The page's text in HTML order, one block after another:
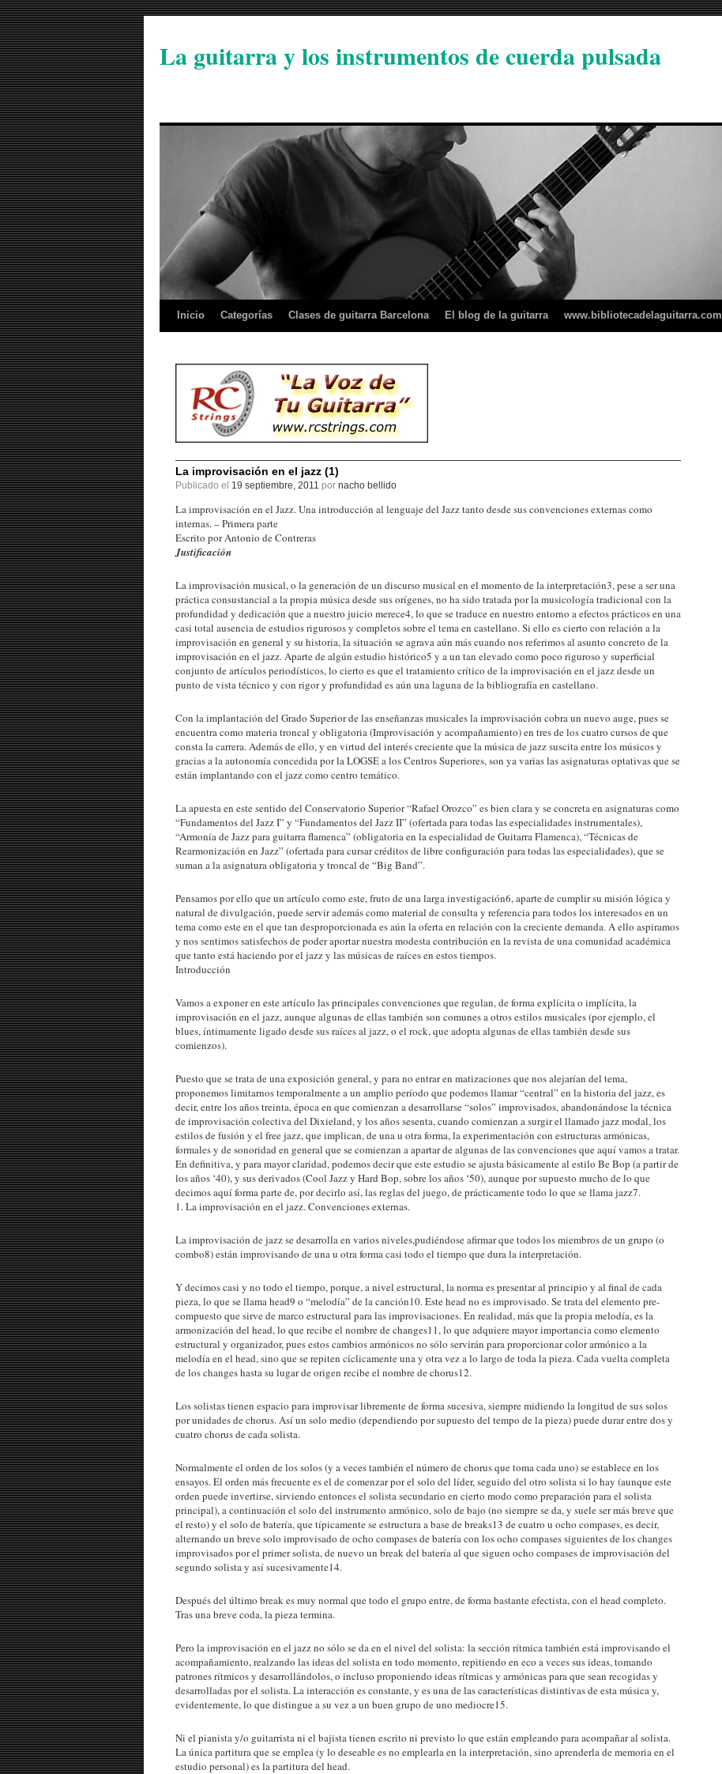
La guitarra y los instrumentos de cuerda pulsada
Inicio Categorías Clases de guitarra Barcelona El blog de la guitarra www.bibliotecadelaguitarra.com
La improvisación en el jazz (1)
Publicado el 19 septiembre, 2011 por nacho bellido
La improvisación en el Jazz. Una introducción al lenguaje del Jazz tanto desde sus convenciones externas como
internas. – Primera parte
Escrito por Antonio de Contreras
Justificación
La improvisación musical, o la generación de un discurso musical en el momento de la interpretación3, pese a ser una
práctica consustancial a la propia música desde sus orígenes, no ha sido tratada por la musicología tradicional con la
profundidad y dedicación que a nuestro juicio merece4, lo que se traduce en nuestro entorno a efectos prácticos en una
casi total ausencia de estudios rigurosos y completos sobre el tema en castellano. Si ello es cierto con relación a la
improvisación en general y su historia, la situación se agrava aún más cuando nos referimos al asunto concreto de la
improvisación en el jazz. Aparte de algún estudio histórico5 y a un tan elevado como poco riguroso y superficial
conjunto de artículos periodísticos, lo cierto es que el tratamiento crítico de la improvisación en el jazz desde un
punto de vista técnico y con rigor y profundidad es aún una laguna de la bibliografía en castellano.
Con la implantación del Grado Superior de las enseñanzas musicales la improvisación cobra un nuevo auge, pues se
encuentra como materia troncal y obligatoria (Improvisación y acompañamiento) en tres de los cuatro cursos de que
consta la carrera. Además de ello, y en virtud del interés creciente que la música de jazz suscita entre los músicos y
gracias a la autonomía concedida por la LOGSE a los Centros Superiores, son ya varias las asignaturas optativas que se
están implantando con el jazz como centro temático.
La apuesta en este sentido del Conservatorio Superior “Rafael Orozco” es bien clara y se concreta en asignaturas como
“Fundamentos del Jazz I” y “Fundamentos del Jazz II” (ofertada para todas las especialidades instrumentales),
“Armonía de Jazz para guitarra flamenca” (obligatoria en la especialidad de Guitarra Flamenca), “Técnicas de
Rearmonización en Jazz” (ofertada para cursar créditos de libre configuración para todas las especialidades), que se
suman a la asignatura obligatoria y troncal de “Big Band”.
Pensamos por ello que un artículo como este, fruto de una larga investigación6, aparte de cumplir su misión lógica y
natural de divulgación, puede servir además como material de consulta y referencia para todos los interesados en un
tema como este en el que tan desproporcionada es aún la oferta en relación con la creciente demanda. A ello aspiramos
y nos sentimos satisfechos de poder aportar nuestra modesta contribución en la revista de una comunidad académica
que tanto está haciendo por el jazz y las músicas de raíces en estos tiempos.
Introducción
Vamos a exponer en este artículo las principales convenciones que regulan, de forma explícita o implícita, la
improvisación en el jazz, aunque algunas de ellas también son comunes a otros estilos musicales (por ejemplo, el
blues, íntimamente ligado desde sus raíces al jazz, o el rock, que adopta algunas de ellas también desde sus
comienzos).
Puesto que se trata de una exposición general, y para no entrar en matizaciones que nos alejarían del tema,
proponemos limitarnos temporalmente a un amplio período que podemos llamar “central” en la historia del jazz, es
decir, entre los años treinta, época en que comienzan a desarrollarse “solos” improvisados, abandonándose la técnica
de improvisación colectiva del Dixieland, y los años sesenta, cuando comienzan a surgir el llamado jazz modal, los
estilos de fusión y el free jazz, que implican, de una u otra forma, la experimentación con estructuras armónicas,
formales y de sonoridad en general que se comienzan a apartar de algunas de las convenciones que aquí vamos a tratar.
En definitiva, y para mayor claridad, podemos decir que este estudio se ajusta básicamente al estilo Be Bop (a partir de
los años ʻ40), y sus derivados (Cool Jazz y Hard Bop, sobre los años ʻ50), aunque por supuesto mucho de lo que
decimos aquí forma parte de, por decirlo así, las reglas del juego, de prácticamente todo lo que se llama jazz7.
1. La improvisación en el jazz. Convenciones externas.
La improvisación de jazz se desarrolla en varios niveles,pudiéndose afirmar que todos los miembros de un grupo (o
combo8) están improvisando de una u otra forma casi todo el tiempo que dura la interpretación.
Y decimos casi y no todo el tiempo, porque, a nivel estructural, la norma es presentar al principio y al final de cada
pieza, lo que se llama head9 o “melodía” de la canción10. Este head no es improvisado. Se trata del elemento pre-
compuesto que sirve de marco estructural para las improvisaciones. En realidad, más que la propia melodía, es la
armonización del head, lo que recibe el nombre de changes11, lo que adquiere mayor importancia como elemento
estructural y organizador, pues estos cambios armónicos no sólo servirán para proporcionar color armónico a la
melodía en el head, sino que se repiten cíclicamente una y otra vez a lo largo de toda la pieza. Cada vuelta completa
de los changes hasta su lugar de origen recibe el nombre de chorus12.
Los solistas tienen espacio para improvisar libremente de forma sucesiva, siempre midiendo la longitud de sus solos
por unidades de chorus. Así un solo medio (dependiendo por supuesto del tempo de la pieza) puede durar entre dos y
cuatro chorus de cada solista.
Normalmente el orden de los solos (y a veces también el número de chorus que toma cada uno) se establece en los
ensayos. El orden más frecuente es el de comenzar por el solo del líder, seguido del otro solista si lo hay (aunque este
orden puede invertirse, sirviendo entonces el solista secundario en cierto modo como preparación para el solista
principal), a continuación el solo del instrumento armónico, solo de bajo (no siempre se da, y suele ser más breve que
el resto) y el solo de batería, que típicamente se estructura a base de breaks13 de cuatro u ocho compases, es decir,
alternando un breve solo improvisado de ocho compases de batería con los ocho compases siguientes de los changes
improvisados por el primer solista, de nuevo un break del batería al que siguen ocho compases de improvisación del
segundo solista y así sucesivamente14.
Después del último break es muy normal que todo el grupo entre, de forma bastante efectista, con el head completo.
Tras una breve coda, la pieza termina.
Pero la improvisación en el jazz no sólo se da en el nivel del solista: la sección rítmica también está improvisando el
acompañamiento, realzando las ideas del solista en todo momento, repitiendo en eco a veces sus ideas, tomando
patrones rítmicos y desarrollándolos, o incluso proponiendo ideas rítmicas y armónicas para que sean recogidas y
desarrolladas por el solista. La interacción es constante, y es una de las características distintivas de esta música y,
evidentemente, lo que distingue a su vez a un buen grupo de uno mediocre15.
Ni el pianista y/o guitarrista ni el bajista tienen escrito ni previsto lo que están empleando para acompañar al solista.
La única partitura que se emplea (y lo deseable es no emplearla en la interpretación, sino aprenderla de memoria en el
estudio personal) es la partitura del head.